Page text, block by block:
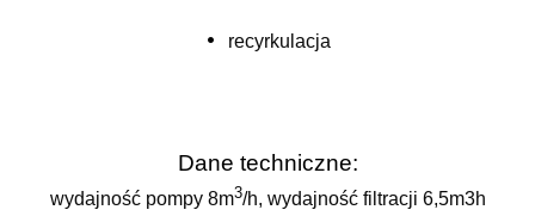
• recyrkulacja
Dane techniczne:
wydajność pompy 8m3/h, wydajność filtracji 6,5m3h